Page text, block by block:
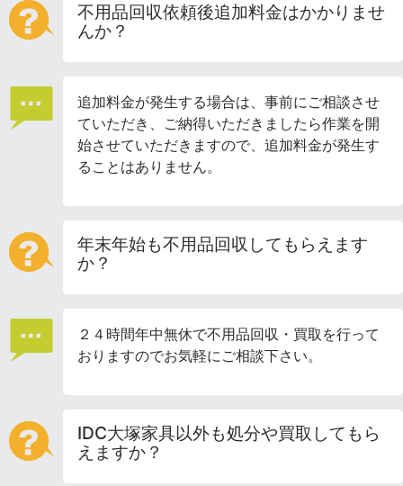
不用品回収依頼後追加料金はかかりませ
んか？
追加料金が発生する場合は、事前にご相談させ
ていただき、ご納得いただきましたら作業を開
始させていただきますので、追加料金が発生す
ることはありません。
年末年始も不用品回収してもらえます
か？
２４時間年中無休で不用品回収・買取を行って
おりますのでお気軽にご相談下さい。
IDC大塚家具以外も処分や買取してもら
えますか？